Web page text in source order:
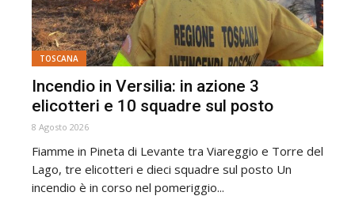
TOSCANA
Incendio in Versilia: in azione 3
elicotteri e 10 squadre sul posto
8 Agosto 2026
Fiamme in Pineta di Levante tra Viareggio e Torre del
Lago, tre elicotteri e dieci squadre sul posto Un
incendio è in corso nel pomeriggio...